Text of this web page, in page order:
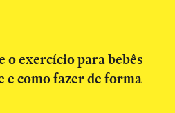
o exercício para bebês
e como fazer de forma